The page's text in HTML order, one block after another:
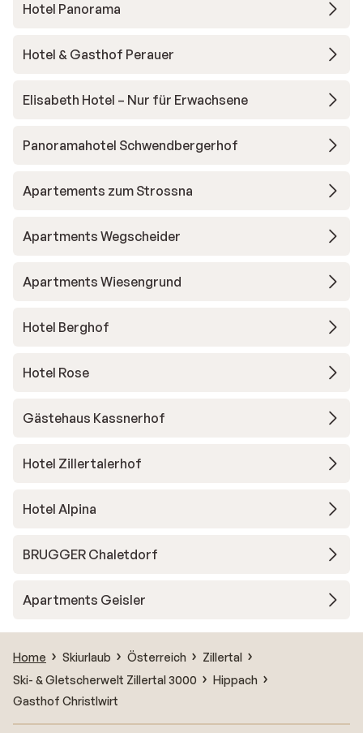
Hotel Panorama
Hotel & Gasthof Perauer
Elisabeth Hotel – Nur für Erwachsene
Panoramahotel Schwendbergerhof
Apartements zum Strossna
Apartments Wegscheider
Apartments Wiesengrund
Hotel Berghof
Hotel Rose
Gästehaus Kassnerhof
Hotel Zillertalerhof
Hotel Alpina
BRUGGER Chaletdorf
Apartments Geisler
Home Skiurlaub Österreich
Zillertal
Ski- & Gletscherwelt Zillertal 3000
Hippach
Gasthof Christlwirt